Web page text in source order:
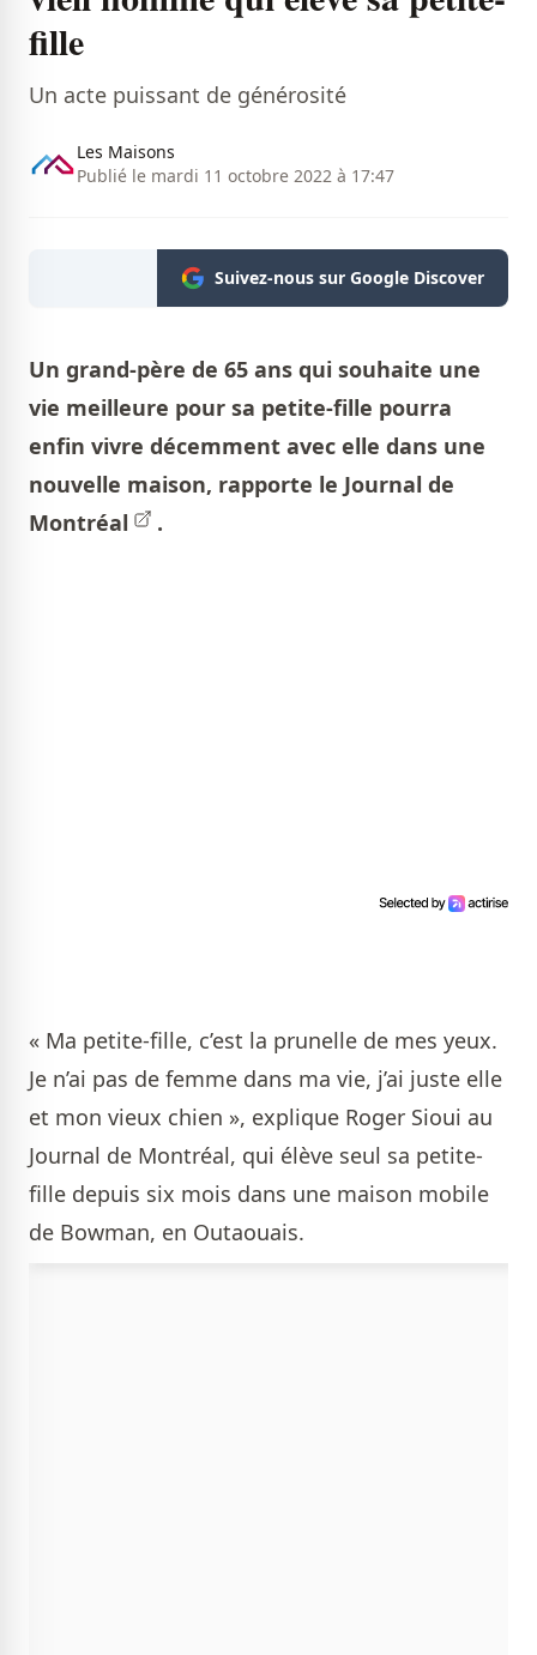
fille
Un acte puissant de générosité
Les Maisons
Publié le mardi 11 octobre 2022 à 17:47
Suivez-nous sur Google Discover
Un grand-père de 65 ans qui souhaite une
vie meilleure pour sa petite-fille pourra
enfin vivre décemment avec elle dans une
nouvelle maison, rapporte le Journal de
Montréal
.
« Ma petite-fille, c’est la prunelle de mes yeux.
Je n’ai pas de femme dans ma vie, j’ai juste elle
et mon vieux chien », explique Roger Sioui au
Journal de Montréal, qui élève seul sa petite-
fille depuis six mois dans une maison mobile
de Bowman, en Outaouais.